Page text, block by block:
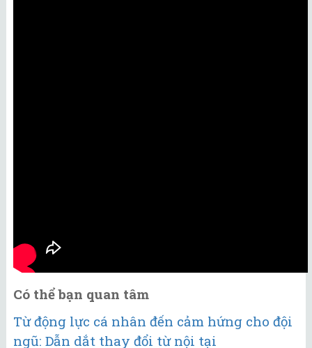
Có thể bạn quan tâm
Từ động lực cá nhân đến cảm hứng cho đội
ngũ: Dẫn dắt thay đổi từ nội tại